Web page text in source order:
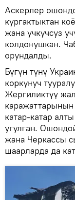
Аскерлер
кургактыктан
жана учкучсуз
колдонушкан.
орундалды.
Бүгүн түнү
коркунуч
Жергиликтүү
катар-катар
угулган.
жана Черкассы
шаарларда да